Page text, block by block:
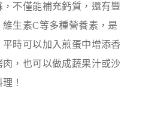
不僅能補充鈣質，還有豐
生素C等多種營養素，是
時可以加入煎蛋中增添香
，也可以做成蔬果汁或沙
！